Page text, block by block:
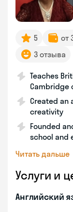
5 от
3 отзыва
Teaches
Cambridge
Created
creativity
Founded
school and
Читать дальше
Услуги и
Английский